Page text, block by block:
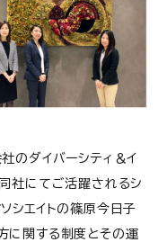
のダイバーシティ＆イ
同社にてご活躍されるシ
シエイトの篠原今日子
に関する制度とその運